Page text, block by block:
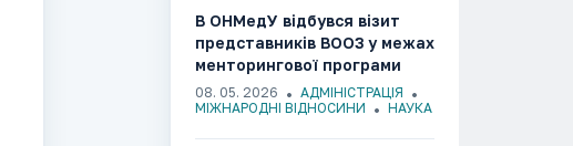
В ОНМедУ відбувся візит
представників ВООЗ у межах
менторингової програми
боротьби з
антибіотикорезистентністю
08. 05. 2026
АДМІНІСТРАЦІЯ
МІЖНАРОДНІ ВІДНОСИНИ
НАУКА